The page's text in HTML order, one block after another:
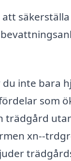
att
inte bara
som
xn--